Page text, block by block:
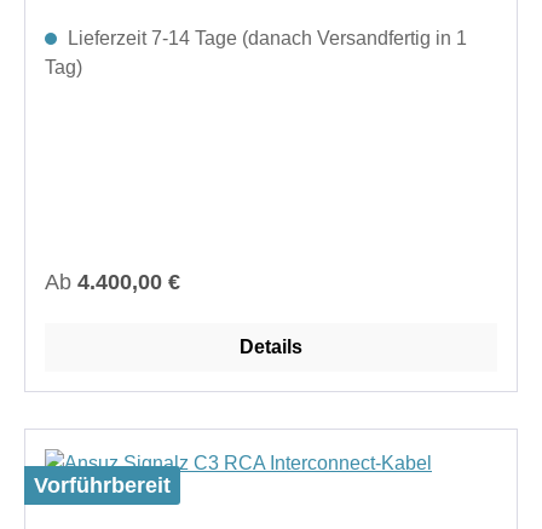
Lieferzeit 7-14 Tage (danach Versandfertig in 1
Tag)
Regulärer Preis:
Ab 4.400,00 €
Details
Vorführbereit